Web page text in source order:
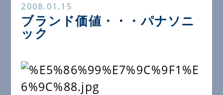
2008.01.15
ブランド価値・・・パナソニ
ック